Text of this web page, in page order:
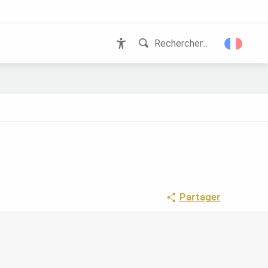
Rechercher...
Partager